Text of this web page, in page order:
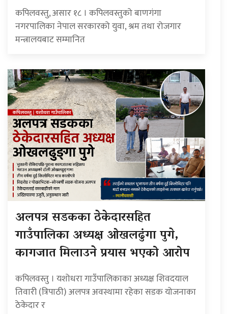
कपिलवस्तु, असार १८ । कपिलवस्तुको बाणगंगा
नगरपालिका नेपाल सरकारको युवा, श्रम तथा रोजगार
मन्त्रालयबाट सम्मानित
अलपत्र सडकका ठेकेदारसहित
गाउँपालिका अध्यक्ष ओखलढुंगा पुगे,
कागजात मिलाउने प्रयास भएको आरोप
कपिलवस्तु । यशोधरा गाउँपालिकाका अध्यक्ष शिवदयाल
तिवारी (त्रिपाठी) अलपत्र अवस्थामा रहेका सडक योजनाका
ठेकेदार र